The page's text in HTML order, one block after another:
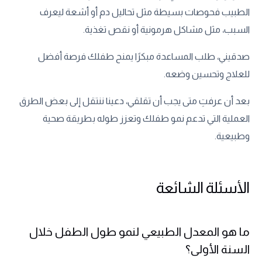
الطبيب فحوصات بسيطة مثل تحاليل دم أو أشعة ليعرف
السبب، مثل مشاكل هرمونية أو نقص تغذية.
صدقيني، طلب المساعدة مبكرًا يمنح طفلك فرصة أفضل
للعلاج وتحسين وضعه.
بعد أن عرفتِ متى يجب أن تقلقي، دعينا ننتقل إلى بعض الطرق
العملية التي تدعم نمو طفلك وتعزز طوله بطريقة صحية
وطبيعية.
الأسئلة الشائعة
ما هو المعدل الطبيعي لنمو طول الطفل خلال
السنة الأولى؟